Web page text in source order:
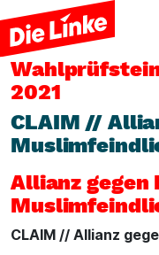
2021
CLAIM //
Allianz gegen
CLAIM // Allianz